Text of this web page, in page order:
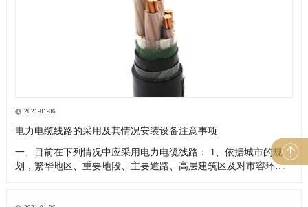
2021-01-06
电力电缆线路的采用及其情况安装设备注意事项
一、目前在下列情况中应采用电力电缆线路： 1、依据城市的规
划，繁华地区、重要地段、主要道路、高层建筑区及对市容环境